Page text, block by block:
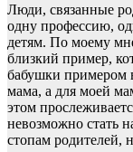
Люди, связанные
одну профессию,
детям. По моему
близкий пример,
бабушки примером
мама, а для моей
этом
невозможно стать
стопам родителей,